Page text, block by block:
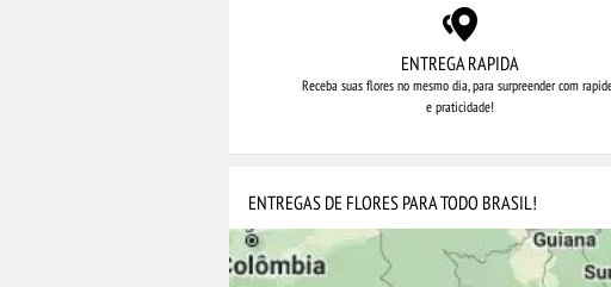
ENTREGA RAPIDA
Receba suas flores no mesmo dia,para surpreender com
e praticidade!
ENTREGAS DE FLORES PARA TODO BRASIL!